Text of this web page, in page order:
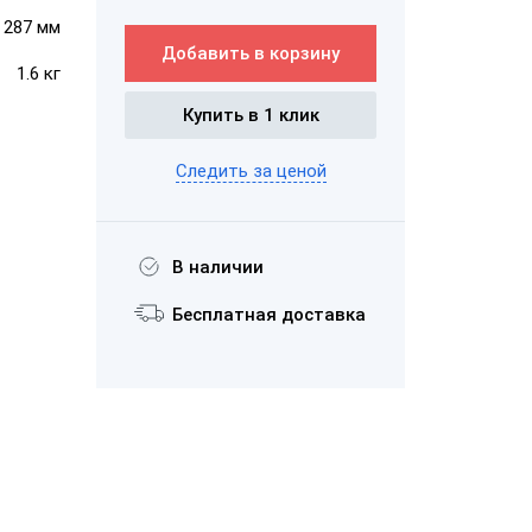
АТОЛ Optima
287 мм
1.6 кг
Добавить в корзину
Купить в 1 клик
Следить за ценой
В наличии
Бесплатная доставка